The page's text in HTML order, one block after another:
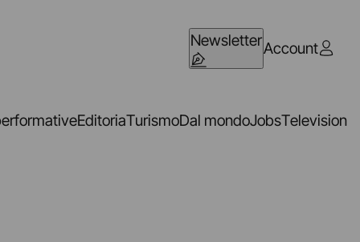
NewsletterAccount
EditoriaTurismoDal mondoJobsTelevision